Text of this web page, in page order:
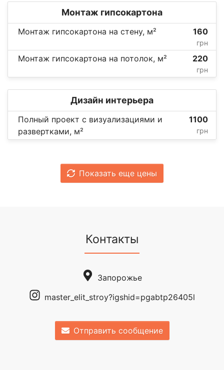
Монтаж гипсокартона
Монтаж гипсокартона на стену, м² 160
грн
Монтаж гипсокартона на потолок, м² 220
грн
Дизайн интерьера
Полный проект с визуализациями и
развертками, м²
1100
грн
Показать еще цены
Контакты
Запорожье
master_elit_stroy?igshid=pgabtp26405l
Отправить сообщение